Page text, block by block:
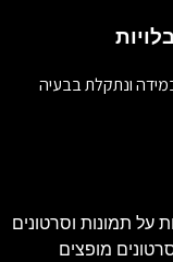
ונתקלת בבעיה
על תמונות וסרטונים
מופצים